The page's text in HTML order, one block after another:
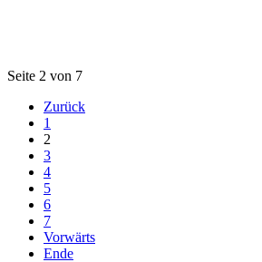
Seite 2 von 7
Zurück
1
2
3
4
5
6
7
Vorwärts
Ende